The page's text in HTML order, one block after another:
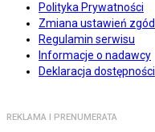
Polityka Prywatności
Zmiana ustawień zgód
Regulamin serwisu
Informacje o nadawcy
Deklaracja dostępności
REKLAMA I PRENUMERATA